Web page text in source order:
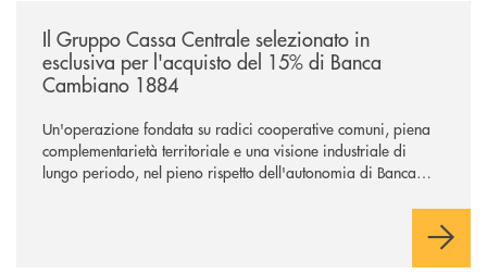
Il Gruppo Cassa Centrale selezionato in
esclusiva per l'acquisto del 15% di Banca
Cambiano 1884
Un'operazione fondata su radici cooperative comuni, piena
complementarietà territoriale e una visione industriale di
lungo periodo, nel pieno rispetto dell'autonomia di Banca
negoziazione esclusiva per la finalizzazione dell’operazione.